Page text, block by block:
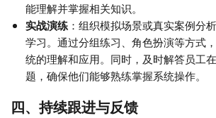
能理解并掌握相关知识。
实战演练 ：组织模拟场景或真实案例分
学习。通过分组练习、角色扮演等方式
统的理解和应用。同时，及时解答员工
题，确保他们能够熟练掌握系统操作。
四、持续跟进与反馈